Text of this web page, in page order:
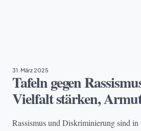
31. März 2025
Tafeln gegen
Vielfalt stärken,
Rassismus und Diskriminierung sind in